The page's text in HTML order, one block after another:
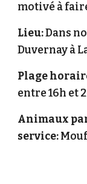
motivéà
Lieu:Dans
Duvernay à
Plage
entre 16h et
Animaux
service: